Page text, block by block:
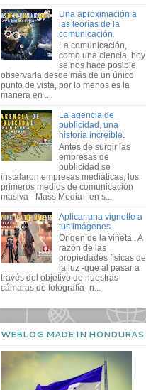
Una aproximación a
las teorías de la
comunicación.
La comunicación,
como una ciencia, hoy
se nos hace posible
observarla desde más de un único
punto de vista, por lo menos es la
manera en ...
La agencia de
publicidad, una
historia increíble.
Antes de surgir las
empresas de
publicidad se
instalaron empresas mediáticas, los
primeros medios de comunicación
masiva - Mass Media - en s...
Aplicar una vignette a
tus imágenes
Origen de la viñeta . A
razón de las
propiedades físicas de
la luz -que al pasar a
través del objetivo de nuestras
cámaras de fotografía- n...
WEBLOG MADE IN HONDURAS